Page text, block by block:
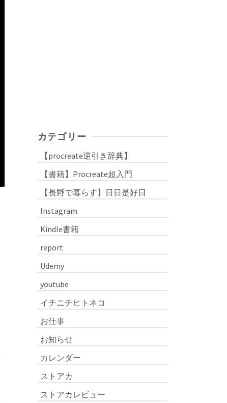
カテゴリー
【procreate逆引き辞典】
【書籍】Procreate超入門
【長野で暮らす】日日是好日
Instagram
Kindle書籍
report
Udemy
youtube
イチニチヒトネコ
お仕事
お知らせ
カレンダー
ストアカ
ストアカレビュー